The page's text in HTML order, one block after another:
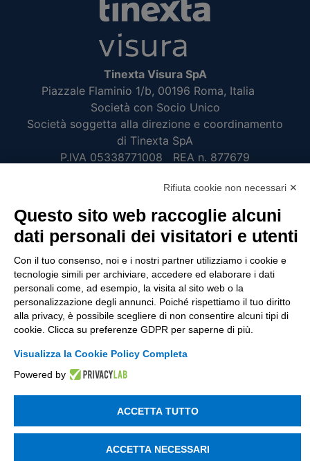
Tinexta Visura SpA
Piazzale Flaminio 1/b, 00196 Roma, Italia
Società con Socio Unico
Società soggetta alla direzione e coordinamento
di Tinexta SpA
P.IVA 05338771008 REA n. 877679
UTILITÀ
Recupero Password
POLICIES AND TERMS
Informativa cookie
© 2003 - 2026 Tinexta Visura S.p.A.
Rifiuta cookie non necessari ✕
Questo sito web raccoglie alcuni
dati personali dei visitatori e utenti
Con il tuo consenso, noi e i nostri partner utilizziamo i cookie e
tecnologie simili per archiviare, accedere ed elaborare i dati
personali come, ad esempio, la visita al sito web o la
personalizzazione degli annunci. Poiché rispettiamo il tuo diritto
alla privacy, è possibile scegliere di non consentire alcuni tipi di
cookie. Clicca su preferenze GDPR per saperne di più.
Visualizza la Cookie Policy Completa
Powered by
ACCETTA TUTTO
ACCETTA NECESSARI